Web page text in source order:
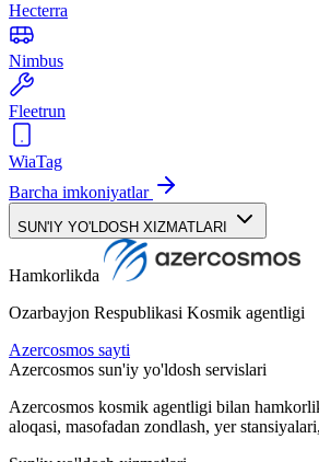
Hecterra
Nimbus
Fleetrun
WiaTag
Barcha imkoniyatlar
SUN'IY YO'LDOSH XIZMATLARI
Hamkorlikda
Ozarbayjon Respublikasi Kosmik agentligi
Azercosmos sayti
Azercosmos sun'iy yo'ldosh servislari
Azercosmos kosmik agentligi bilan
aloqasi, masofadan zondlash, yer